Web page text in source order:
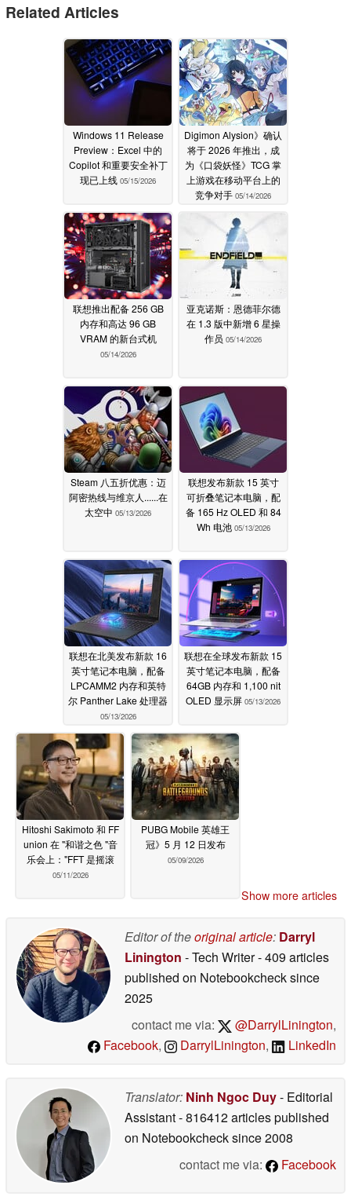
Related Articles
Windows 11 Release
Preview：Excel 中的
Copilot 和重要安全补丁
现已上线 05/15/2026
Digimon Alysion》确认
将于 2026 年推出，成
为《口袋妖怪》TCG 掌
上游戏在移动平台上的
竞争对手 05/14/2026
联想推出配备 256 GB
内存和高达 96 GB
VRAM 的新台式机
05/14/2026
亚克诺斯：恩德菲尔德
在 1.3 版中新增 6 星操
作员 05/14/2026
Steam 八五折优惠：迈
阿密热线与维京人......在
太空中 05/13/2026
联想发布新款 15 英寸
可折叠笔记本电脑，配
备 165 Hz OLED 和 84
Wh 电池 05/13/2026
联想在北美发布新款 16
英寸笔记本电脑，配备
LPCAMM2 内存和英特
尔 Panther Lake 处理器
05/13/2026
联想在全球发布新款 15
英寸笔记本电脑，配备
64GB 内存和 1,100 nit
OLED 显示屏 05/13/2026
Hitoshi Sakimoto 和 FF
union 在 "和谐之色 "音
乐会上："FFT 是摇滚
05/11/2026
PUBG Mobile 英雄王
冠》5 月 12 日发布
05/09/2026
Show more articles
Editor of theoriginal article: Darryl
Linington - Tech Writer- 409 articles
published on Notebookchecksince
2025
contact me via:
@DarrylLinington,
Facebook, DarrylLinington, LinkedIn
Translator: Ninh Ngoc Duy- Editorial
Assistant- 816412 articles published
on Notebookchecksince 2008
contact me via:
Facebook